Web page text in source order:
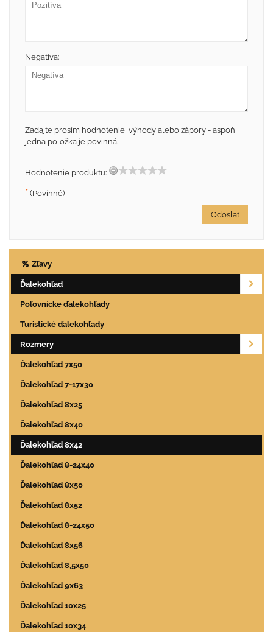
Negatíva:
Zadajte prosím hodnotenie, výhody alebo zápory - aspoň
jedna položka je povinná.
Hodnotenie produktu:
* (Povinné)
Odoslať
Zľavy
Ďalekohľad
Poľovnícke ďalekohľady
Turistické ďalekohľady
Rozmery
Ďalekohľad 7x50
Ďalekohľad 7-17x30
Ďalekohľad 8x25
Ďalekohľad 8x40
Ďalekohľad 8x42
Ďalekohľad 8-24x40
Ďalekohľad 8x50
Ďalekohľad 8x52
Ďalekohľad 8-24x50
Ďalekohľad 8x56
Ďalekohľad 8,5x50
Ďalekohľad 9x63
Ďalekohľad 10x25
Ďalekohľad 10x34